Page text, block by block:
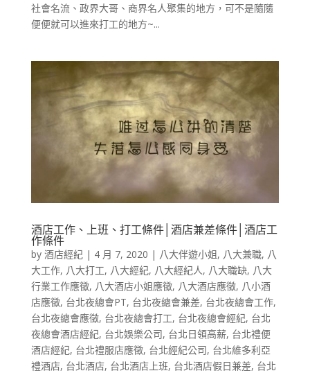
社會名流、政界大哥、商界名人聚集的地方，可不是隨隨
便便就可以進來打工的地方~...
酒店工作、上班、打工條件│酒店兼差條件│酒店工
作條件
by 酒店經紀 | 4 月 7, 2020 | 八大伴遊小姐, 八大兼職, 八
大工作, 八大打工, 八大經紀, 八大經紀人, 八大職缺, 八大
行業工作應徵, 八大酒店小姐應徵, 八大酒店應徵, 八小酒
店應徵, 台北夜總會PT, 台北夜總會兼差, 台北夜總會工作,
台北夜總會應徵, 台北夜總會打工, 台北夜總會經紀, 台北
夜總會酒店經紀, 台北娛樂公司, 台北日領高薪, 台北禮便
酒店經紀, 台北禮服店應徵, 台北經紀公司, 台北維多利亞
禮酒店, 台北酒店, 台北酒店上班, 台北酒店假日兼差, 台北